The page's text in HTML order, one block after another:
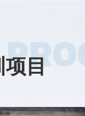
项目